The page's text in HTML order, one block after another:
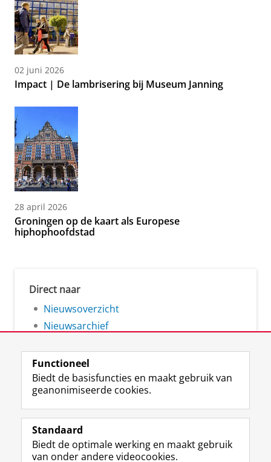
02 juni 2026
Impact | De lambrisering bij Museum Janning
28 april 2026
Groningen op de kaart als Europese
hiphophoofdstad
Direct naar
Nieuwsoverzicht
Nieuwsarchief
Volg de RUG
F
a
e
b
L
i
k
e
R
S
-
f
I
n
t
Y
o
T
Studiekiezers
Functioneel
Biedt de basisfuncties en maakt gebruik van
geanonimiseerde cookies.
Standaard
Biedt de optimale werking en maakt gebruik
van onder andere videocookies.